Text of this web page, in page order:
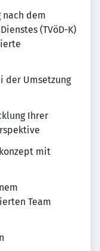
nach dem
(TVöD-K)
der Umsetzung
Ihrer
mit
Team